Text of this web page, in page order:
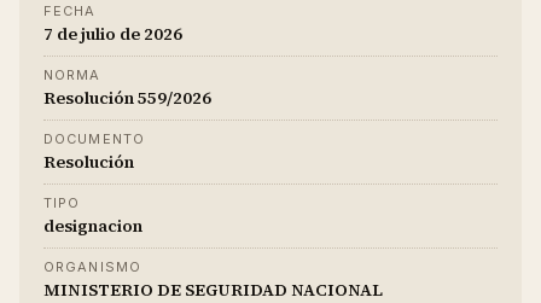
FECHA
7 de julio de 2026
NORMA
Resolución 559/2026
DOCUMENTO
Resolución
TIPO
designacion
ORGANISMO
MINISTERIO DE SEGURIDAD NACIONAL